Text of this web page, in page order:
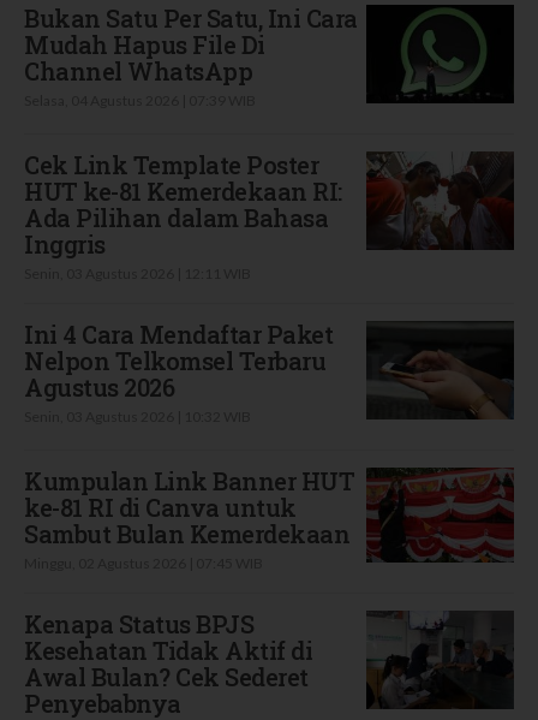
Bukan Satu Per Satu, Ini Cara
Mudah Hapus File Di
Channel WhatsApp
Cek Link Template Poster
HUT ke-81 Kemerdekaan RI:
Ada Pilihan dalam Bahasa
Inggris
Ini 4 Cara Mendaftar Paket
Nelpon Telkomsel Terbaru
Agustus 2026
Kumpulan Link Banner HUT
ke-81 RI di Canva untuk
Sambut Bulan Kemerdekaan
Kenapa Status BPJS
Kesehatan Tidak Aktif di
Awal Bulan? Cek Sederet
Penyebabnya